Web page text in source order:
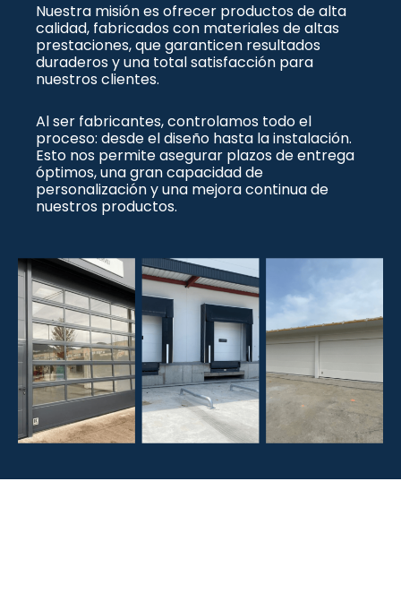
Nuestra misión es ofrecer productos de alta
calidad, fabricados con materiales de altas
prestaciones, que garanticen resultados
duraderos y una total satisfacción para
nuestros clientes.
Al ser fabricantes, controlamos todo el
proceso: desde el diseño hasta la instalación.
Esto nos permite asegurar plazos de entrega
óptimos, una gran capacidad de
personalización y una mejora continua de
nuestros productos.